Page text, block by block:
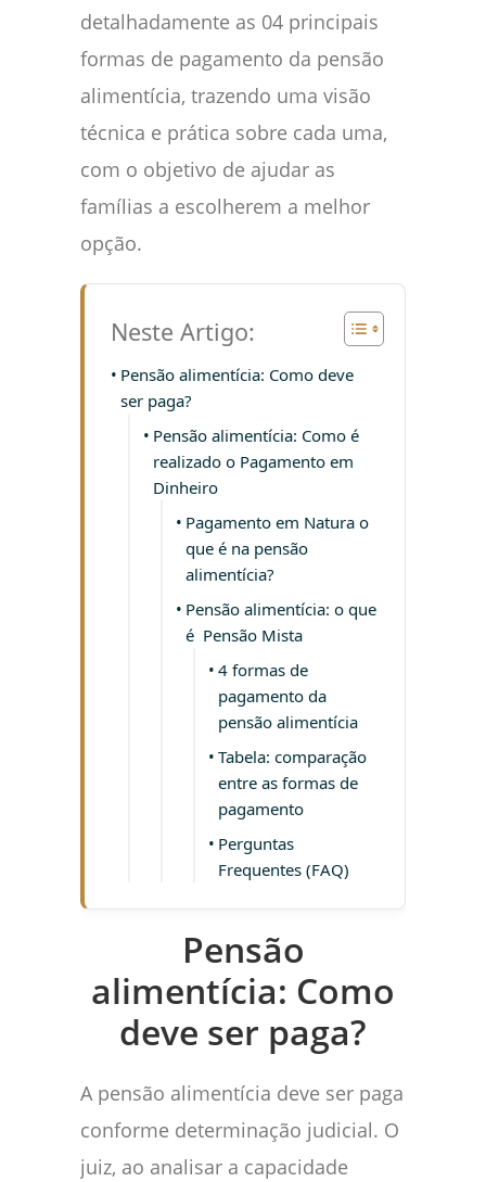
detalhadamente as 04 principais
formas de pagamento da pensão
alimentícia, trazendo uma visão
técnica e prática sobre cada uma,
com o objetivo de ajudar as
famílias a escolherem a melhor
opção.
Neste Artigo:
Pensão alimentícia: Como deve
ser paga?
Pensão alimentícia: Como é
realizado o Pagamento em
Dinheiro
Pagamento em Natura o
que é na pensão
alimentícia?
Pensão alimentícia: o que
é Pensão Mista
4 formas de
pagamento da
pensão alimentícia
Tabela: comparação
entre as formas de
pagamento
Perguntas
Frequentes (FAQ)
Pensão
alimentícia: Como
deve ser paga?
A pensão alimentícia deve ser paga
conforme determinação judicial. O
juiz, ao analisar a capacidade